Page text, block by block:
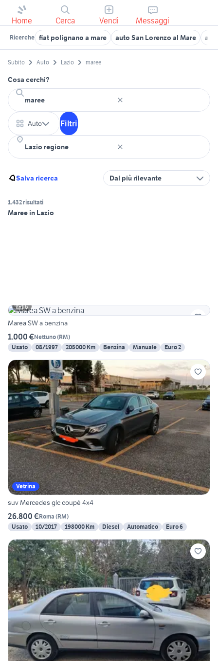
Home Cerca Vendi Messaggi
Ricerche fiat polignano a mare auto San Lorenzo al Mare
Subito Auto Lazio maree
Cosa cerchi?
Auto Filtri
Salva ricerca Dal più rilevante
1.432 risultati
Maree in Lazio
6
Marea SW a benzina
1.000 €Nettuno(RM)
Usato
08/1997 205000 Km Benzina Manuale Euro 2
Vetrina
suv Mercedes glc coupé 4x4
26.800 €Roma (RM)
Usato
10/2017 198000 Km Diesel Automatico Euro 6